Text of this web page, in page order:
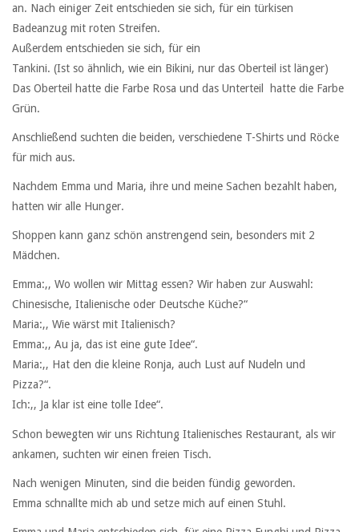
an. Nach einiger Zeit entschieden sie sich, für ein türkisen
Badeanzug mit roten Streifen.
Außerdem entschieden sie sich, für ein
Tankini. (Ist so ähnlich, wie ein Bikini, nur das Oberteil ist länger)
Das Oberteil hatte die Farbe Rosa und das Unterteil hatte die Farbe
Grün.
Anschließend suchten die beiden, verschiedene T-Shirts und Röcke
für mich aus.
Nachdem Emma und Maria, ihre und meine Sachen bezahlt haben,
hatten wir alle Hunger.
Shoppen kann ganz schön anstrengend sein, besonders mit 2
Mädchen.
Emma:,, Wo wollen wir Mittag essen? Wir haben zur Auswahl:
Chinesische, Italienische oder Deutsche Küche?“
Maria:,, Wie wärst mit Italienisch?
Emma:,, Au ja, das ist eine gute Idee“.
Maria:,, Hat den die kleine Ronja, auch Lust auf Nudeln und
Pizza?“.
Ich:,, Ja klar ist eine tolle Idee“.
Schon bewegten wir uns Richtung Italienisches Restaurant, als wir
ankamen, suchten wir einen freien Tisch.
Nach wenigen Minuten, sind die beiden fündig geworden.
Emma schnallte mich ab und setze mich auf einen Stuhl.